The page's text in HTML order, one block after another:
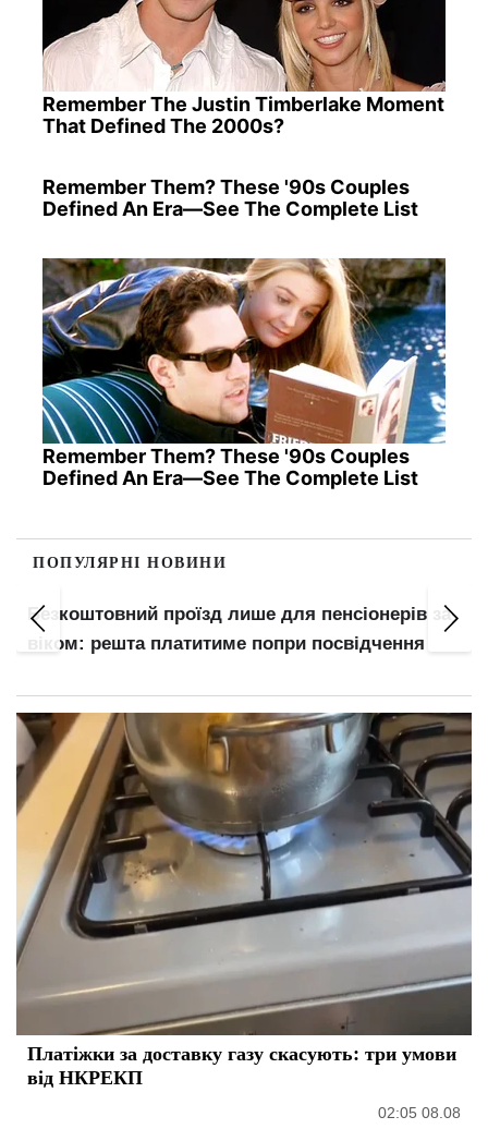
Remember The Justin Timberlake Moment
That Defined The 2000s?
Remember Them? These '90s Couples
Defined An Era—See The Complete List
Remember Them? These '90s Couples
Defined An Era—See The Complete List
ПОПУЛЯРНІ НОВИНИ
війни та чому окупанти зазіхають на її готель у
Платіжки за доставку газу скасують: три умови
від НКРЕКП
02:05 08.08